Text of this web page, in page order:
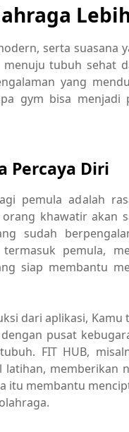
serta suasana
tubuh sehat
yang
gym bisa
Percaya Diri
pemula adalah
khawatir akan
sudah
pemula,
siap membantu
dari aplikasi,
pusat
FIT HUB,
memberikan
itu membantu